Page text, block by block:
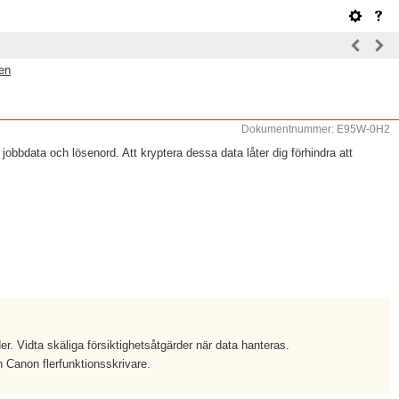
Dokumentnummer: E95W-0H2
och lösenord. Att kryptera dessa data låter dig förhindra att
Vidta skäliga försiktighetsåtgärder när data hanteras.
Canon flerfunktionsskrivare.